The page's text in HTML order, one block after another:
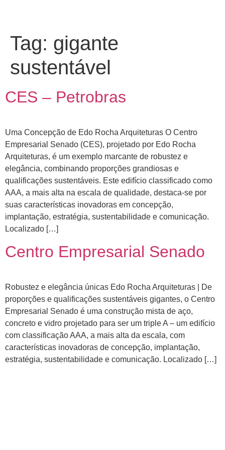
Tag: gigante
sustentável
CES – Petrobras
Uma Concepção de Edo Rocha Arquiteturas O Centro
Empresarial Senado (CES), projetado por Edo Rocha
Arquiteturas, é um exemplo marcante de robustez e
elegância, combinando proporções grandiosas e
qualificações sustentáveis. Este edifício classificado como
AAA, a mais alta na escala de qualidade, destaca-se por
suas características inovadoras em concepção,
implantação, estratégia, sustentabilidade e comunicação.
Localizado […]
Centro Empresarial Senado
Robustez e elegância únicas Edo Rocha Arquiteturas | De
proporções e qualificações sustentáveis gigantes, o Centro
Empresarial Senado é uma construção mista de aço,
concreto e vidro projetado para ser um triple A – um edifício
com classificação AAA, a mais alta da escala, com
características inovadoras de concepção, implantação,
estratégia, sustentabilidade e comunicação. Localizado […]